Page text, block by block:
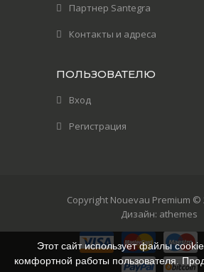
Партнер Santegra
Контакты и адреса
ПОЛЬЗОВАТЕЛЮ
Вход
Регистрация
Copyright Nouevau Premium ©
Дизайн: athemes
Этот сайт использует файлы
комфортной работы пользователя.